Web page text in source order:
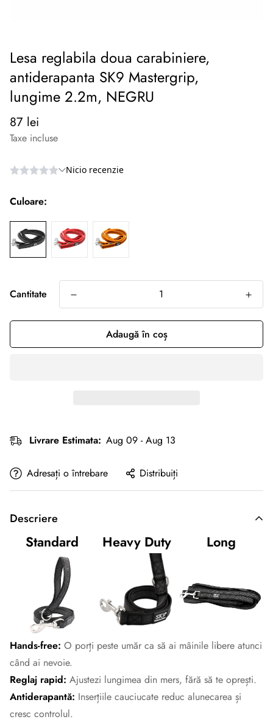
Lesa reglabila doua carabiniere,
antiderapanta SK9 Mastergrip,
lungime 2.2m, NEGRU
Preț
normal
87 lei
Taxe incluse
Culoare:
Cantitate
Adaugă în coș
Livrare Estimata: Aug 09 - Aug 13
Adresați o întrebare Distribuiți
Descriere
Standard Heavy Duty Long
Hands-free: O porți peste umăr ca să ai mâinile libere atunci
când ai nevoie.
Reglaj rapid: Ajustezi lungimea din mers, fără să te oprești.
Antiderapantă: Inserțiile cauciucate reduc alunecarea și
cresc controlul.